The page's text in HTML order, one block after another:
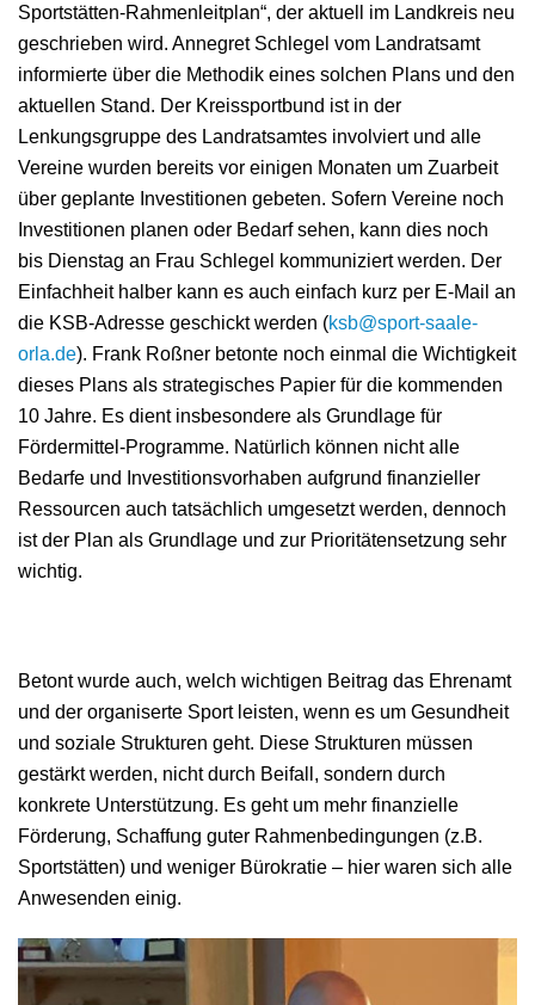
Sportstätten-Rahmenleitplan“, der aktuell im Landkreis neu
geschrieben wird. Annegret Schlegel vom Landratsamt
informierte über die Methodik eines solchen Plans und den
aktuellen Stand. Der Kreissportbund ist in der
Lenkungsgruppe des Landratsamtes involviert und alle
Vereine wurden bereits vor einigen Monaten um Zuarbeit
über geplante Investitionen gebeten. Sofern Vereine noch
Investitionen planen oder Bedarf sehen, kann dies noch
bis Dienstag an Frau Schlegel kommuniziert werden. Der
Einfachheit halber kann es auch einfach kurz per E-Mail an
die KSB-Adresse geschickt werden (ksb@sport-saale-
orla.de). Frank Roßner betonte noch einmal die Wichtigkeit
dieses Plans als strategisches Papier für die kommenden
10 Jahre. Es dient insbesondere als Grundlage für
Fördermittel-Programme. Natürlich können nicht alle
Bedarfe und Investitionsvorhaben aufgrund finanzieller
Ressourcen auch tatsächlich umgesetzt werden, dennoch
ist der Plan als Grundlage und zur Prioritätensetzung sehr
wichtig.
Betont wurde auch, welch wichtigen Beitrag das Ehrenamt
und der organiserte Sport leisten, wenn es um Gesundheit
und soziale Strukturen geht. Diese Strukturen müssen
gestärkt werden, nicht durch Beifall, sondern durch
konkrete Unterstützung. Es geht um mehr finanzielle
Förderung, Schaffung guter Rahmenbedingungen (z.B.
Sportstätten) und weniger Bürokratie – hier waren sich alle
Anwesenden einig.